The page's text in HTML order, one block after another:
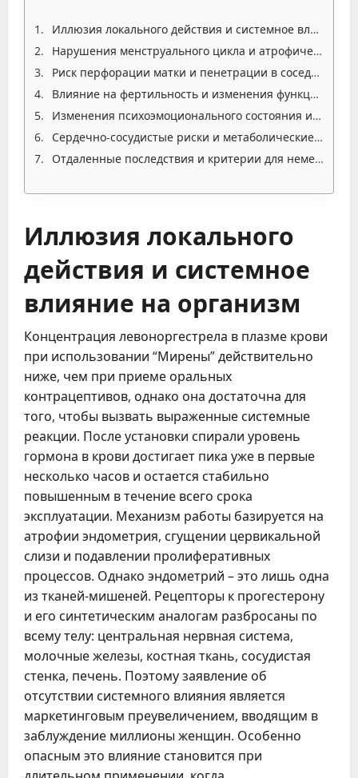
Иллюзия локального действия и системное влияние на организм
Нарушения менструального цикла и атрофические процессы в матке
Риск перфорации матки и пенетрации в соседние органы
Влияние на фертильность и изменения функции яичников
Изменения психоэмоционального состояния и когнитивные нарушения
Сердечно-сосудистые риски и метаболические сдвиги
Отдаленные последствия и критерии для немедленного удаления
Иллюзия локального
действия и системное
влияние на организм
Концентрация левоноргестрела в плазме крови
при использовании “Мирены” действительно
ниже, чем при приеме оральных
контрацептивов, однако она достаточна для
того, чтобы вызвать выраженные системные
реакции. После установки спирали уровень
гормона в крови достигает пика уже в первые
несколько часов и остается стабильно
повышенным в течение всего срока
эксплуатации. Механизм работы базируется на
атрофии эндометрия, сгущении цервикальной
слизи и подавлении пролиферативных
процессов. Однако эндометрий – это лишь одна
из тканей-мишеней. Рецепторы к прогестерону
и его синтетическим аналогам разбросаны по
всему телу: центральная нервная система,
молочные железы, костная ткань, сосудистая
стенка, печень. Поэтому заявление об
отсутствии системного влияния является
маркетинговым преувеличением, вводящим в
заблуждение миллионы женщин. Особенно
опасным это влияние становится при